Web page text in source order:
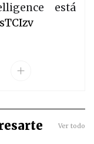
está
Ver todo